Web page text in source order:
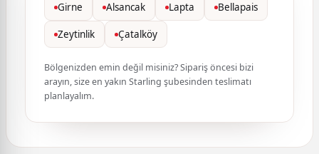
Girne Alsancak Lapta Bellapais
Zeytinlik Çatalköy
Bölgenizden emin değil misiniz? Sipariş öncesi bizi
arayın, size en yakın Starling şubesinden teslimatı
planlayalım.